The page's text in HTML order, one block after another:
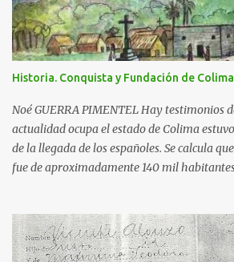
jeroglífico primitivo de "Acolman" y la
Coliman. En la base semicircular el escultor
bajorrelieve enmarcado por una greca,
cotidiana de la época, como el encuentro de
además dos inscripciones en forma de
fuerte que la historia, tu leyenda es a la
"Colima exalta aquí las virtudes de...
Historia. Conquista y Fundación de Colima
Noé GUERRA PIMENTEL Hay testimonios
actualidad ocupa el estado de Colima
de la llegada de los españoles. Se calcula
fue de aproximadamente 140 mil
costera y más allá del volcán de Colima,
lago de Chapala en Jalisco y por el sur